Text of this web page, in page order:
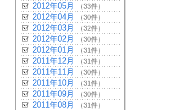
2012年05月 （33件）
2012年04月 （30件）
2012年03月 （32件）
2012年02月 （30件）
2012年01月 （31件）
2011年12月 （31件）
2011年11月 （30件）
2011年10月 （31件）
2011年09月 （30件）
2011年08月 （31件）